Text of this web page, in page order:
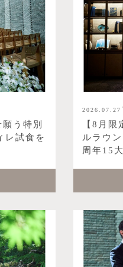
う特別
レ試食を
2026.07.27
【8月
ルラウ
周年15